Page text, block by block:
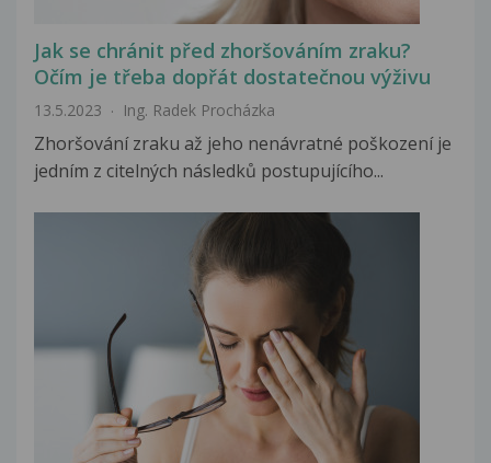
Jak se chránit před zhoršováním zraku?
Očím je třeba dopřát dostatečnou výživu
13.5.2023 Ing. Radek Procházka
Zhoršování zraku až jeho nenávratné poškození je
jedním z citelných následků postupujícího...